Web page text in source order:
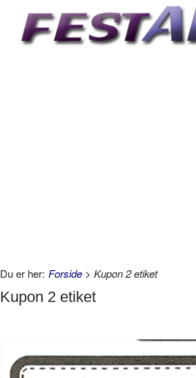
Du er her: Forside > Kupon 2 etiket
Kupon 2 etiket